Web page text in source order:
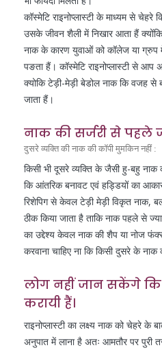
कॉस्मेटि राइनोप्लास्टी के माध्यम से
उसके जीवन शैली में निखार आता हैं
नाक के कारण युवाओं को कॉलेज या ग्रुप
पङता हैं। कॉस्मेटि राइनोप्लास्टी से
क्योकि टेड़ी-मेड़ी बेडोल नाक कि वजह से
जाता हैं।
नाक की सर्जरी से पहले
दुसरे व्यक्ति की नाक की कॉपी मुमकिन नहीं :
किसी भी दूसरे व्यक्ति के जैसी हु-बहु नाक
कि आंतरिक बनावट एवं हड्डियों का
रिशेपिग से केवल टेड़ी मेड़ी विकृत नाक,
ठीक किया जाता है ताकि नाक पहले से
का उद्देश्य केवल नाक की शैप या नोज
करवाना चाहिए ना कि किसी दुसरे के
लोग नहीं जान सकेंगे
करायी हैं।
राइनोप्लास्टी का लक्ष्य नाक को चेहरे के
अनुपात में लाना है अतः आमतौर पर पुरी